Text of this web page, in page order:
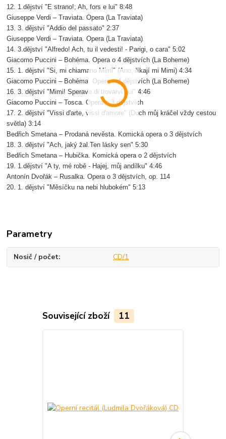
12. 1.dějství "E strano!; Ah, fors e lui" 8:48
Giuseppe Verdi – Traviata. Opera (La Traviata)
13. 3. dějství "Addio del passato" 2:37
Giuseppe Verdi – Traviata. Opera (La Traviata)
14. 3.dějství "Alfredo! Ach, tu il vedesti! - Parigi, o cara" 5:02
Giacomo Puccini – Bohéma. Opera o 4 dějstvích (La Boheme)
15. 1. dějství "Si, mi chiamano Mimi" (Ano, říkají mi Mimi) 4:34
Giacomo Puccini – Bohéma. Opera o 4 dějstvích (La Boheme)
16. 3. dějství "Mimi! Speravo di trovarvi qui" 4:46
Giacomo Puccini – Tosca. Opera o 3 dějstvích
17. 2. dějství "Vissi d'arte, vissi d'amore" (Duch můj kráčel vždy cestou
světla) 3:14
Bedřich Smetana – Prodaná nevěsta. Komická opera o 3 dějstvích
18. 3. dějství "Ach, jaký žal.Ten lásky sen" 5:30
Bedřich Smetana – Hubička. Komická opera o 2 dějstvích
19. 1.dějství "A ty, mé robě - Hajej, můj andílku" 4:46
Antonín Dvořák – Rusalka. Opera o 3 dějstvích, op. 114
20. 1. dějství "Měsíčku na nebi hlubokém" 5:13
Parametry
Nosič / počet CD/1
Související zboží 11